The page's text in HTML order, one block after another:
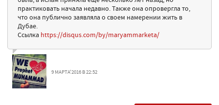
практиковать начала недавно. Также она опровергла то,
что она публично заявляла о своем намерении жить в
Дубае.
Ссылка https://disqus.com/by/maryammarketa/
9 МАРТА'2016 В 22:52